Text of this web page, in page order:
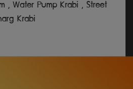
, Water Pump Krabi , Street
Krabi